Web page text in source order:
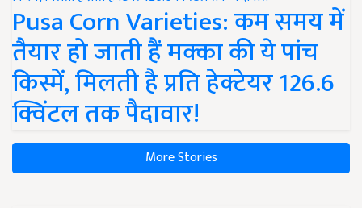
Pusa Corn Varieties: कम समय में
तैयार हो जाती हैं मक्का की ये पांच
किस्में, मिलती है प्रति हेक्टेयर 126.6
क्विंटल तक पैदावार!
More Stories